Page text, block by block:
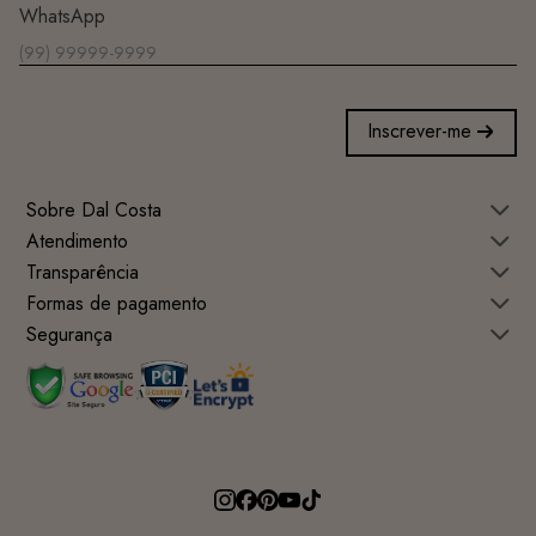
WhatsApp
Inscrever-me
Sobre Dal Costa
Atendimento
Transparência
Formas de pagamento
Segurança